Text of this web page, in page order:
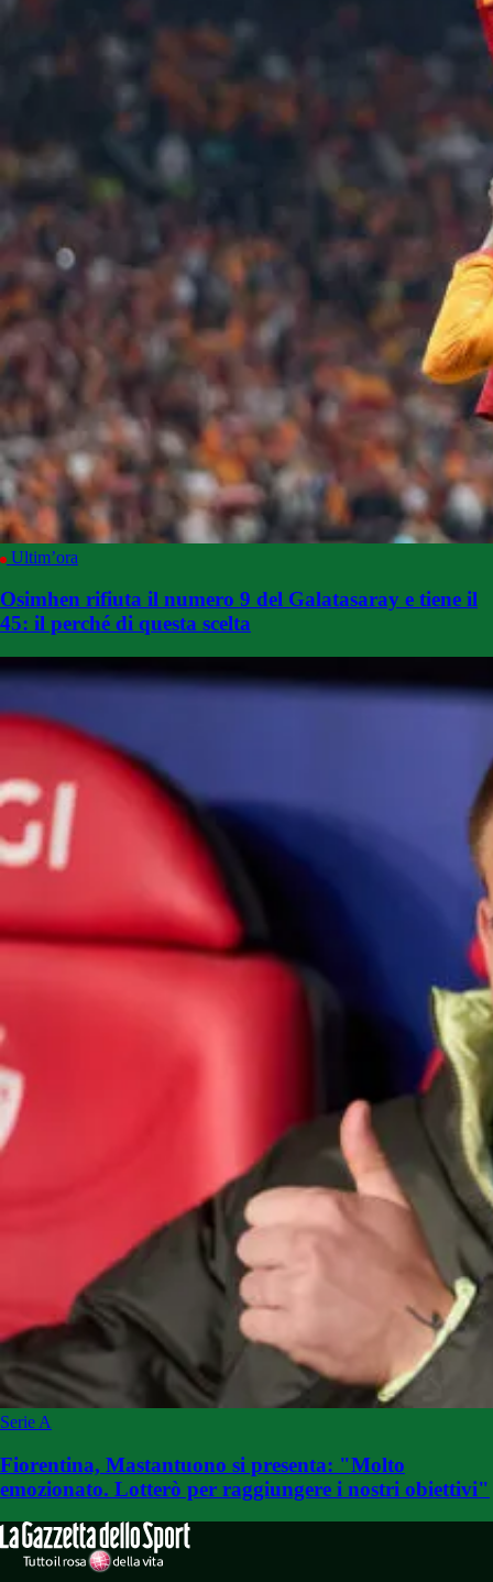
Ultim’ora
Osimhen rifiuta il numero 9 del Galatasaray e tiene il
45: il perché di questa scelta
Serie A
Fiorentina, Mastantuono si presenta: "Molto
emozionato. Lotterò per raggiungere i nostri obiettivi"